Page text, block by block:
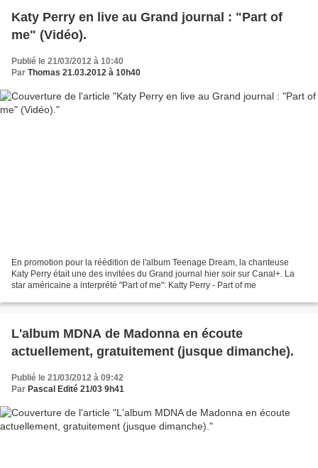
Katy Perry en live au Grand journal : "Part of
me" (Vidéo).
Publié le 21/03/2012 à 10:40
Par Thomas 21.03.2012 à 10h40
En promotion pour la réédition de l'album Teenage Dream, la chanteuse
Katy Perry était une des invitées du Grand journal hier soir sur Canal+. La
star américaine a interprété "Part of me": Katty Perry - Part of me
L'album MDNA de Madonna en écoute
actuellement, gratuitement (jusque dimanche).
Publié le 21/03/2012 à 09:42
Par Pascal Edité 21/03 9h41